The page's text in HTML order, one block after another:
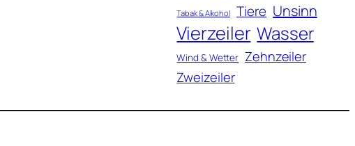
Tabak & Alkohol Tiere Unsinn
Vierzeiler Wasser
Wind & Wetter Zehnzeiler
Zweizeiler